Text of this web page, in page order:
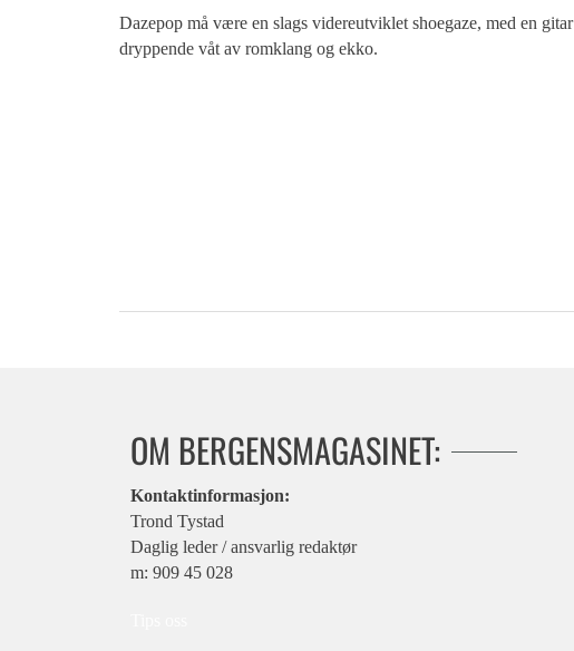
Dazepop må være en slags videreutviklet shoegaze, med en gitar
dryppende våt av romklang og ekko.
OM BERGENSMAGASINET:
Kontaktinformasjon:
Trond Tystad
Daglig leder / ansvarlig redaktør
m: 909 45 028